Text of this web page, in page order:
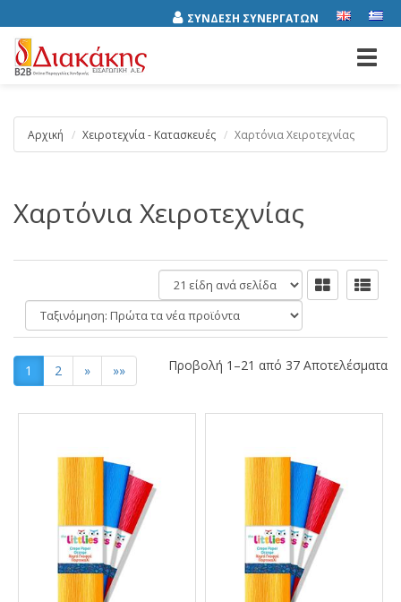
ΣΥΝΔΕΣΗ ΣΥΝΕΡΓΑΤΩΝ
Αρχική Χειροτεχνία - Κατασκευές Χαρτόνια Χειροτεχνίας
Χαρτόνια Χειροτεχνίας
είδη
ανά
σελίδα
Ταξινόμηση:
1 2 » »» Προβολή 1–21 από 37 Αποτελέσματα
Αποτελέσματα